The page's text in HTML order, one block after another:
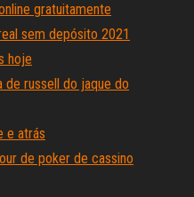
gratuitamente
sem depósito 2021
hoje
de russell do jaque do
e atrás
de poker de cassino